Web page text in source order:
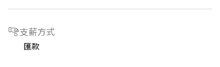
支薪方式
匯款